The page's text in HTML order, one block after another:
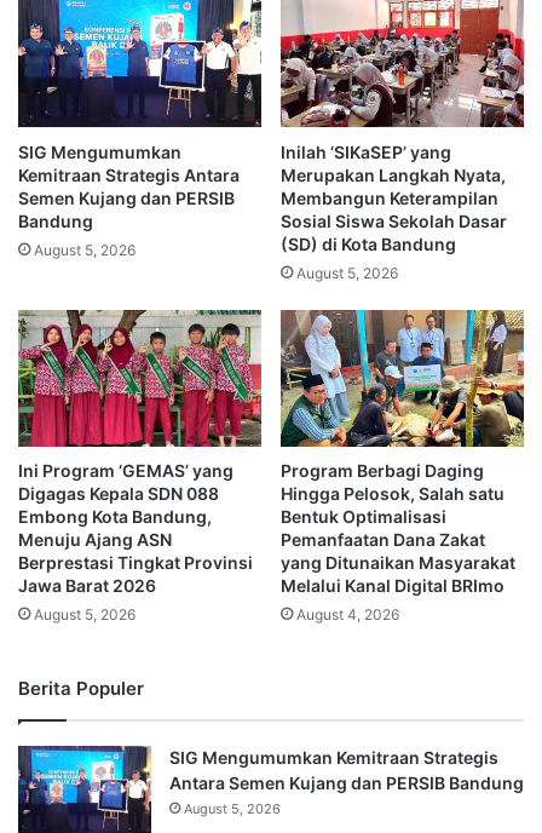
SIG Mengumumkan
Kemitraan Strategis Antara
Semen Kujang dan PERSIB
Bandung
August 5, 2026
Inilah ‘SIKaSEP’ yang
Merupakan Langkah Nyata,
Membangun Keterampilan
Sosial Siswa Sekolah Dasar
(SD) di Kota Bandung
August 5, 2026
Ini Program ‘GEMAS’ yang
Digagas Kepala SDN 088
Embong Kota Bandung,
Menuju Ajang ASN
Berprestasi Tingkat Provinsi
Jawa Barat 2026
August 5, 2026
Program Berbagi Daging
Hingga Pelosok, Salah satu
Bentuk Optimalisasi
Pemanfaatan Dana Zakat
yang Ditunaikan Masyarakat
Melalui Kanal Digital BRImo
August 4, 2026
Berita Populer
SIG Mengumumkan Kemitraan Strategis
Antara Semen Kujang dan PERSIB Bandung
August 5, 2026